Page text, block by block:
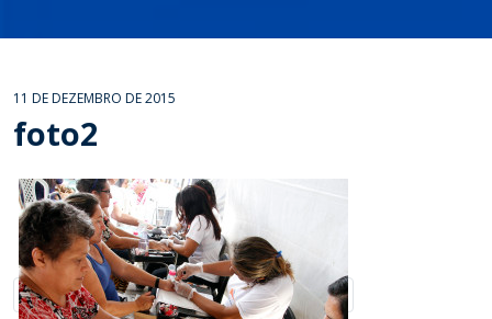
11 DE DEZEMBRO DE 2015
foto2